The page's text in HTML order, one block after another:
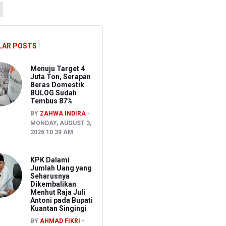
2026
Tegaskan Sudah Sesuai Persetujuan AFC
POSTS
Menuju Target 4
Juta Ton, Serapan
Beras Domestik
BULOG Sudah
Tembus 87%
BY ZAHWA INDIRA
MONDAY, AUGUST 3,
2026 10:39 AM
KPK Dalami
Jumlah Uang yang
Seharusnya
Dikembalikan
Menhut Raja Juli
Antoni pada Bupati
Kuantan Singingi
BY AHMAD FIKRI